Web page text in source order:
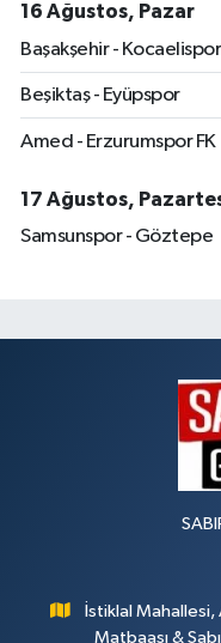
16 Ağustos, Pazar
Başakşehir - Kocaelispor
Beşiktaş - Eyüpspor
Amed - Erzurumspor FK
17 Ağustos,
Samsunspor - Göztepe
İstiklal
Matbaası &